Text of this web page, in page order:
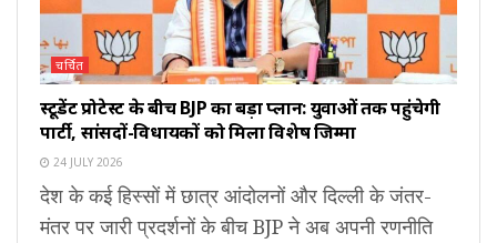
चर्चित
स्टूडेंट प्रोटेस्ट के बीच BJP का बड़ा प्लान: युवाओं तक पहुंचेगी
पार्टी, सांसदों-विधायकों को मिला विशेष जिम्मा
24 JULY 2026
देश के कई हिस्सों में छात्र आंदोलनों और दिल्ली के जंतर-
मंतर पर जारी प्रदर्शनों के बीच BJP ने अब अपनी रणनीति